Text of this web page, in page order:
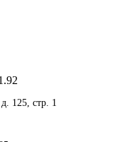
125, стр. 1